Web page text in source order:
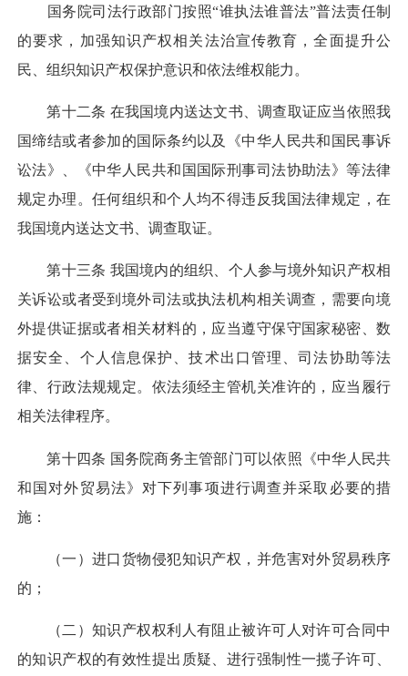
国务院司法行政部门按照“谁执法谁普法”普法责任制
的要求，加强知识产权相关法治宣传教育，全面提升公
民、组织知识产权保护意识和依法维权能力。
第十二条 在我国境内送达文书、调查取证应当依照我
国缔结或者参加的国际条约以及《中华人民共和国民事诉
讼法》、《中华人民共和国国际刑事司法协助法》等法律
规定办理。任何组织和个人均不得违反我国法律规定，在
我国境内送达文书、调查取证。
第十三条 我国境内的组织、个人参与境外知识产权相
关诉讼或者受到境外司法或执法机构相关调查，需要向境
外提供证据或者相关材料的，应当遵守保守国家秘密、数
据安全、个人信息保护、技术出口管理、司法协助等法
律、行政法规规定。依法须经主管机关准许的，应当履行
相关法律程序。
第十四条 国务院商务主管部门可以依照《中华人民共
和国对外贸易法》对下列事项进行调查并采取必要的措
施：
（一）进口货物侵犯知识产权，并危害对外贸易秩序
的；
（二）知识产权权利人有阻止被许可人对许可合同中
的知识产权的有效性提出质疑、进行强制性一揽子许可、